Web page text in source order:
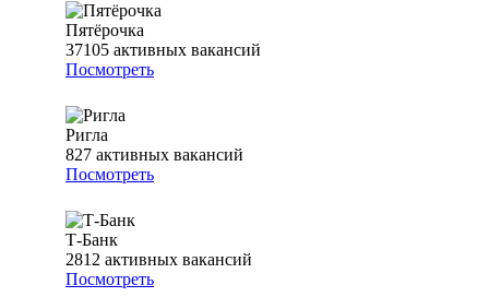
Пятёрочка
37105 активных вакансий
Посмотреть
Ригла
827 активных вакансий
Посмотреть
Т-Банк
2812 активных вакансий
Посмотреть